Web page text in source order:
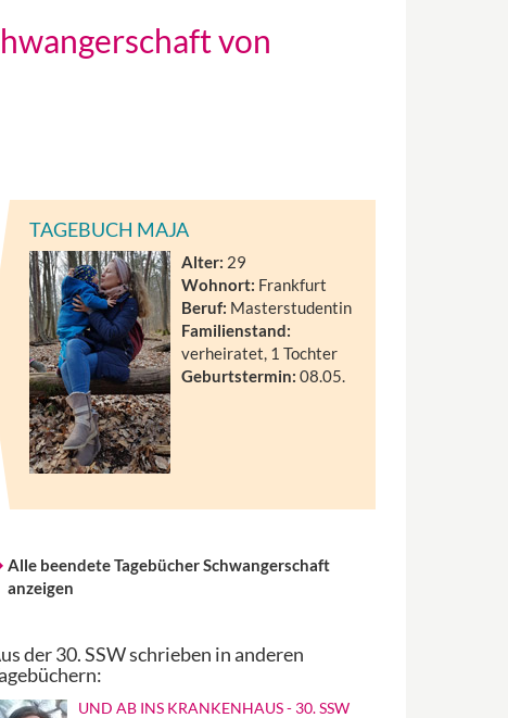
von
TAGEBUCH MAJA
Alter: 29
Wohnort: Frankfurt
Beruf: Masterstudentin
Familienstand:
verheiratet, 1 Tochter
Geburtstermin: 08.05.
Alle beendete Tagebücher Schwangerschaft
anzeigen
der 30. SSW schrieben in anderen
UND AB INS KRANKENHAUS - 30. SSW